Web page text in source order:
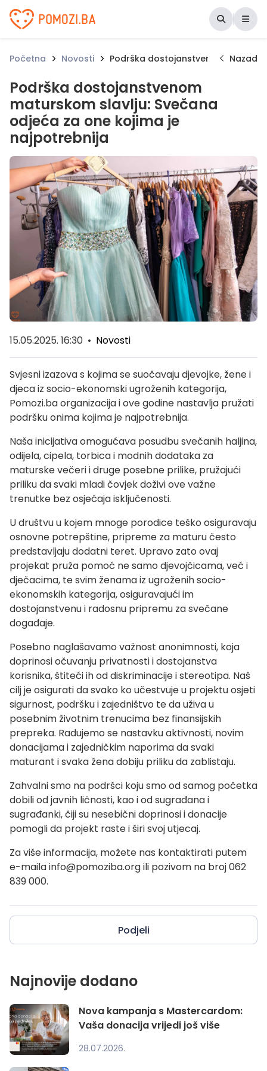
Udruženje Pomozi.ba
Početna Novosti Podrška dostojanstvenom Nazad
Podrška dostojanstvenom
maturskom slavlju: Svečana
odjeća za one kojima je
najpotrebnija
15.05.2025. 16:30 • Novosti
Svjesni izazova s kojima se suočavaju djevojke, žene i
djeca iz socio-ekonomski ugroženih kategorija,
Pomozi.ba organizacija i ove godine nastavlja pružati
podršku onima kojima je najpotrebnija.
Naša inicijativa omogućava posudbu svečanih haljina,
odijela, cipela, torbica i modnih dodataka za
maturske večeri i druge posebne prilike, pružajući
priliku da svaki mladi čovjek doživi ove važne
trenutke bez osjećaja isključenosti.
U društvu u kojem mnoge porodice teško osiguravaju
osnovne potrepštine, pripreme za maturu često
predstavljaju dodatni teret. Upravo zato ovaj
projekat pruža pomoć ne samo djevojčicama, već i
dječacima, te svim ženama iz ugroženih socio-
ekonomskih kategorija, osiguravajući im
dostojanstvenu i radosnu pripremu za svečane
događaje.
Posebno naglašavamo važnost anonimnosti, koja
doprinosi očuvanju privatnosti i dostojanstva
korisnika, štiteći ih od diskriminacije i stereotipa. Naš
cilj je osigurati da svako ko učestvuje u projektu osjeti
sigurnost, podršku i zajedništvo te da uživa u
posebnim životnim trenucima bez finansijskih
prepreka. Radujemo se nastavku aktivnosti, novim
donacijama i zajedničkim naporima da svaki
maturant i svaka žena dobiju priliku da zablistaju.
Zahvalni smo na podršci koju smo od samog početka
dobili od javnih ličnosti, kao i od sugrađana i
sugrađanki, čiji su nesebični doprinosi i donacije
pomogli da projekt raste i širi svoj utjecaj.
Za više informacija, možete nas kontaktirati putem
e-mailainfo@pomoziba.orgili pozivom na broj 062
839 000.
Podjeli
Najnovije dodano
Nova kampanja s Mastercardom:
Vaša donacija vrijedi još više
28.07.2026.